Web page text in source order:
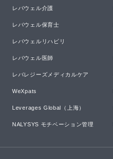
レバウェル介護
レバウェル保育士
レバウェルリハビリ
レバウェル医師
レバレジーズメディカルケア
WeXpats
Leverages Global（上海）
NALYSYS モチベーション管理